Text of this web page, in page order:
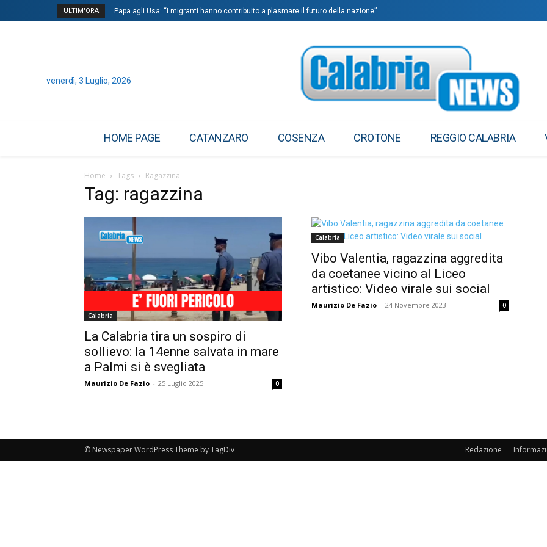
ULTIM'ORA Papa agli Usa: “I migranti hanno contribuito a plasmare il futuro della nazione”
venerdì, 3 Luglio, 2026
HOME PAGE CATANZARO COSENZA CROTONE REGGIO CALABRIA
Home Tags Ragazzina
Tag: ragazzina
Calabria
La Calabria tira un sospiro di
sollievo: la 14enne salvata in mare
a Palmi si è svegliata
Maurizio De Fazio - 25 Luglio 2025 0
Calabria
Vibo Valentia, ragazzina aggredita
da coetanee vicino al Liceo
artistico: Video virale sui social
Maurizio De Fazio - 24 Novembre 2023 0
Redazione
© Newspaper WordPress Theme by TagDiv